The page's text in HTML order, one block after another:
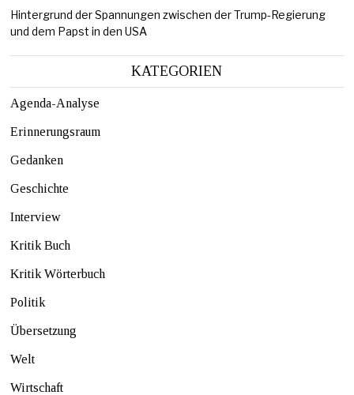
Hintergrund der Spannungen zwischen der Trump-Regierung
und dem Papst in den USA
KATEGORIEN
Agenda-Analyse
Erinnerungsraum
Gedanken
Geschichte
Interview
Kritik Buch
Kritik Wörterbuch
Politik
Übersetzung
Welt
Wirtschaft